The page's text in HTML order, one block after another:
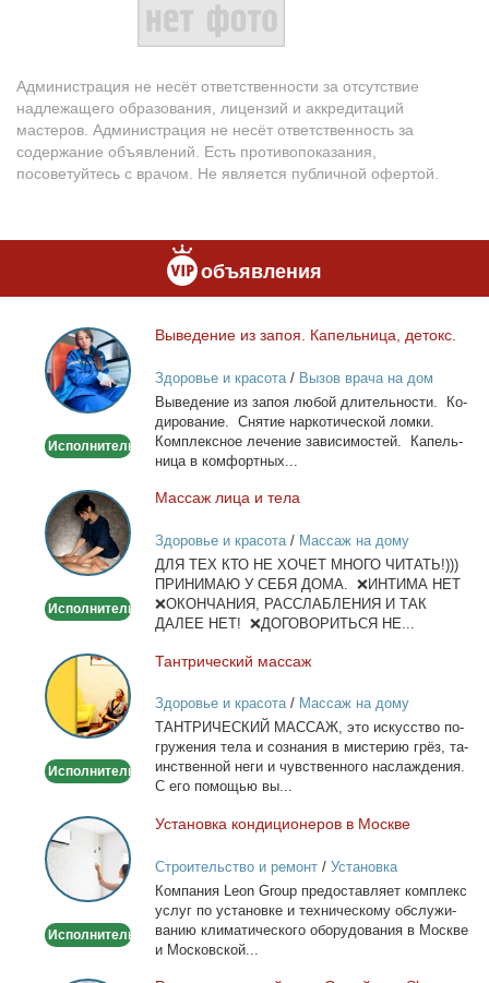
Администрация не несёт ответственности за отсутствие
надлежащего образования, лицензий и аккредитаций
мастеров. Администрация не несёт ответственность за
содержание объявлений. Есть противопоказания,
посоветуйтесь с врачом. Не является публичной офертой.
объявления
Выведение
из
запоя.
Капельница,
Исполнитель
Вы­ве­де­ние из за­поя. Ка­пель­ни­ца, де­токс.
Здоровье и красота/ Вызов врача на дом
Вы­ве­де­ние из за­поя лю­бой дли­тель­но­сти. Ко­
ди­ро­ва­ние. Сня­тие нар­ко­ти­че­ской лом­ки.
Ком­плекс­ное ле­че­ние за­ви­си­мо­стей. Ка­пель­
ни­ца в ком­форт­ных...
Массаж
лица
и
тела
Исполнитель
Мас­саж ли­ца и те­ла
Здоровье и красота/ Массаж на дому
ДЛЯ ТЕХ КТО НЕ ХОЧЕТ МНОГО ЧИТАТЬ!)))
ПРИНИМАЮ У СЕБЯ ДОМА. ❌ИНТИМА НЕТ
❌ОКОНЧАНИЯ, РАССЛАБЛЕНИЯ И ТАК
ДАЛЕЕ НЕТ! ❌ДОГОВОРИТЬСЯ НЕ...
Тантрический
массаж
Исполнитель
Тан­три­че­ский мас­саж
Здоровье и красота/ Массаж на дому
ТАНТРИЧЕСКИЙ МАССАЖ, это ис­кус­ство по­
гру­же­ния те­ла и со­зна­ния в ми­сте­рию грёз, та­
ин­ствен­ной неги и чув­ствен­но­го на­сла­жде­ния.
С его по­мо­щью вы...
Установка
кондиционеров
в
Москве
Исполнитель
Уста­нов­ка кон­ди­ци­о­не­ров в Москве
Строительство и ремонт/ Установка
кондиционеров
Ком­па­ния Leon Group предо­став­ля­ет ком­плекс
услуг по уста­нов­ке и тех­ни­че­ско­му об­слу­жи­
ва­нию кли­ма­ти­че­ско­го обо­ру­до­ва­ния в Москве
и Мос­ков­ской...